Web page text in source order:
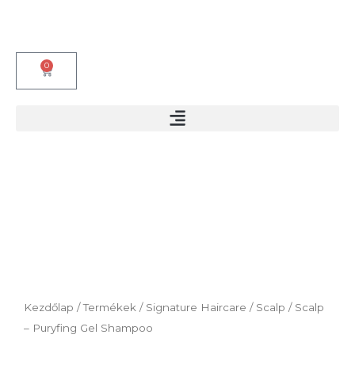
content
0
Kosár
Kezdőlap /Termékek / Signature Haircare / Scalp / Scalp
– Puryfing Gel Shampoo